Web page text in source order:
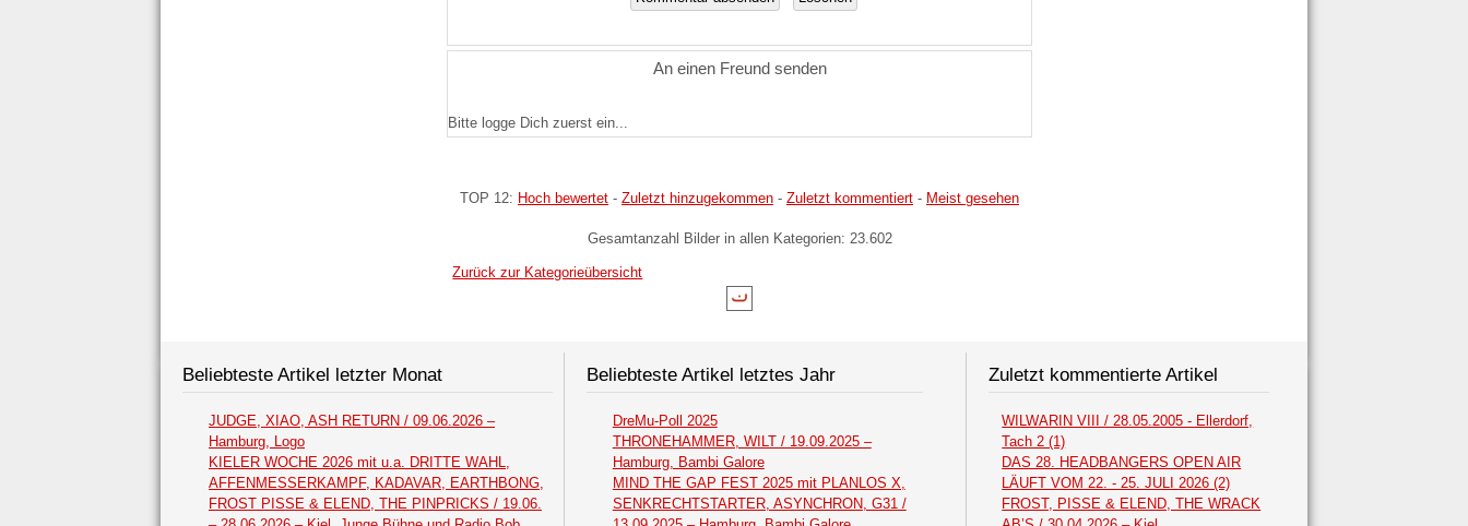
An einen Freund senden
Bitte logge Dich zuerst ein...
TOP 12: Hoch bewertet -Zuletzt hinzugekommen -Zuletzt kommentiert - Meist gesehen
Gesamtanzahl Bilder in allen Kategorien: 23.602
Zurück zur Kategorieübersicht
Beliebteste Artikel letzter Monat
JUDGE, XIAO, ASH RETURN / 09.06.2026 –
Hamburg, Logo
KIELER WOCHE 2026 mit u.a. DRITTE WAHL,
AFFENMESSERKAMPF, KADAVAR, EARTHBONG,
FROST PISSE & ELEND, THE PINPRICKS / 19.06.
Beliebteste Artikel letztes Jahr
DreMu-Poll 2025
THRONEHAMMER, WILT / 19.09.2025 –
Hamburg, Bambi Galore
MIND THE GAP FEST 2025 mit PLANLOS X,
SENKRECHTSTARTER, ASYNCHRON, G31 /
Zuletzt kommentierte Artikel
WILWARIN VIII / 28.05.2005 - Ellerdorf,
Tach 2 (1)
DAS 28. HEADBANGERS OPEN AIR
LÄUFT VOM 22. - 25. JULI 2026 (2)
FROST, PISSE & ELEND, THE WRACK